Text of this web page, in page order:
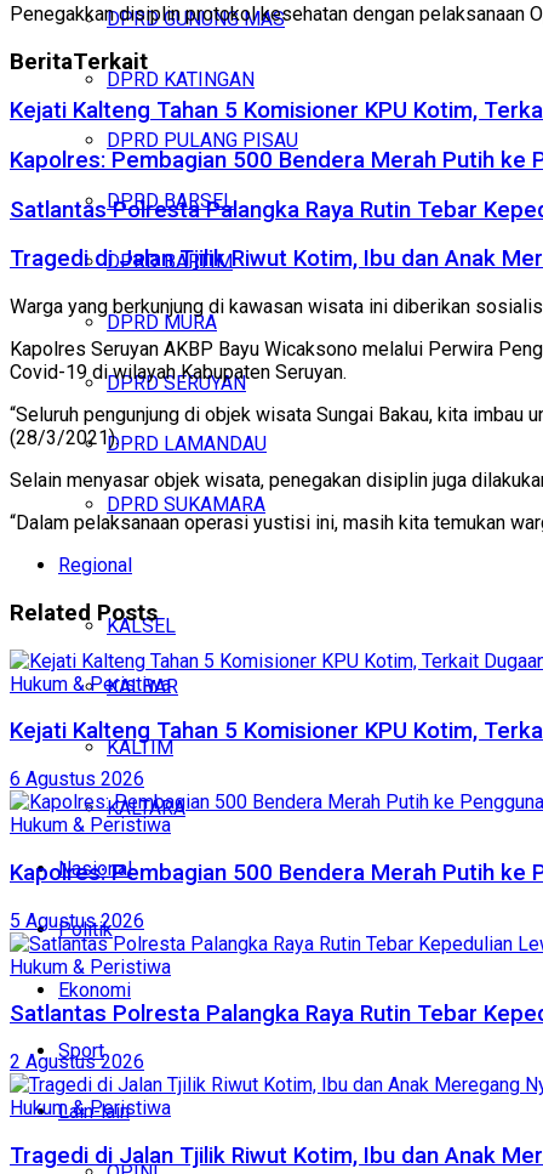
DPRD GUNUNG MAS
DPRD KATINGAN
DPRD PULANG PISAU
DPRD BARSEL
DPRD BARTIM
DPRD MURA
DPRD SERUYAN
DPRD LAMANDAU
DPRD SUKAMARA
Regional
KALSEL
KALBAR
KALTIM
KALTARA
Nasional
Politik
Ekonomi
Sport
Lain-lain
Penegakkan disiplin protokol kesehatan dengan pelaksanaan
BeritaTerkait
Kejati Kalteng Tahan 5 Komisioner KPU Kotim,
Kapolres: Pembagian 500 Bendera Merah Putih ke
Satlantas Polresta Palangka Raya Rutin Tebar
Tragedi di Jalan Tjilik Riwut Kotim, Ibu dan Anak
Warga yang berkunjung di kawasan wisata ini diberikan
Kapolres Seruyan AKBP Bayu Wicaksono melalui Perwira
Covid-19 di wilayah Kabupaten Seruyan.
“Seluruh pengunjung di objek wisata Sungai Bakau, kita imbau
(28/3/2021).
Selain menyasar objek wisata, penegakan disiplin juga
“Dalam pelaksanaan operasi yustisi ini, masih kita temukan
Related Posts
Hukum & Peristiwa
Kejati Kalteng Tahan 5 Komisioner KPU Kotim,
6 Agustus 2026
Hukum & Peristiwa
Kapolres: Pembagian 500 Bendera Merah Putih ke
5 Agustus 2026
Hukum & Peristiwa
Satlantas Polresta Palangka Raya Rutin Tebar
2 Agustus 2026
Hukum & Peristiwa
Tragedi di Jalan Tjilik Riwut Kotim, Ibu dan Anak